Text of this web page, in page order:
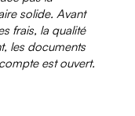
solide. Avant
frais, la qualité
les documents
est ouvert.